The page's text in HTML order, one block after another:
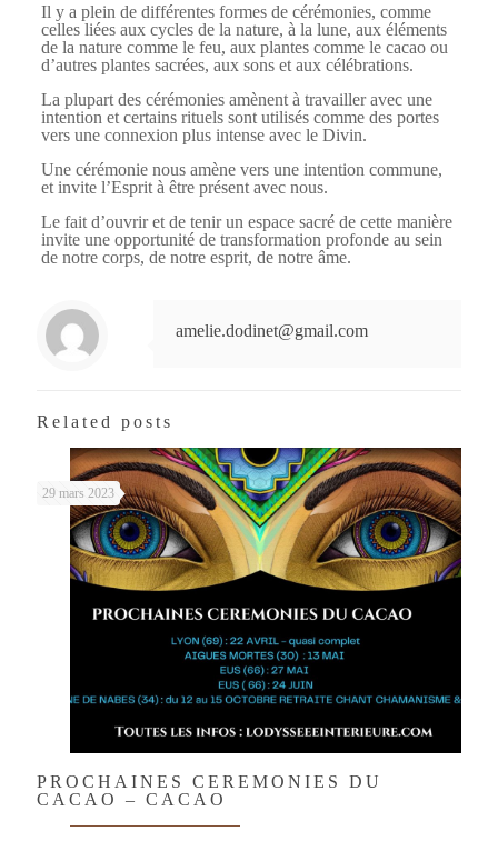
Il y a plein de différentes formes de cérémonies, comme
celles liées aux cycles de la nature, à la lune, aux éléments
de la nature comme le feu, aux plantes comme le cacao ou
d’autres plantes sacrées, aux sons et aux célébrations.
La plupart des cérémonies amènent à travailler avec une
intention et certains rituels sont utilisés comme des portes
vers une connexion plus intense avec le Divin.
Une cérémonie nous amène vers une intention commune,
et invite l’Esprit à être présent avec nous.
Le fait d’ouvrir et de tenir un espace sacré de cette manière
invite une opportunité de transformation profonde au sein
de notre corps, de notre esprit, de notre âme.
amelie.dodinet@gmail.com
Related posts
29 mars 2023
PROCHAINES CEREMONIES DU
CACAO – CACAO